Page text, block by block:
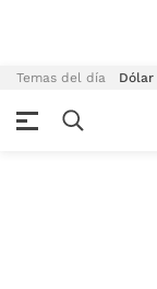
Temas del día Dólar